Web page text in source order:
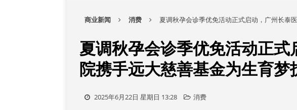
商业新闻 消费 夏调秋孕会诊季优免活动正式启动，广州长泰
夏调秋孕会诊季优免活动正
院携手远大慈善基金为生育梦
2025年6月22日 星期日 13:28 消费